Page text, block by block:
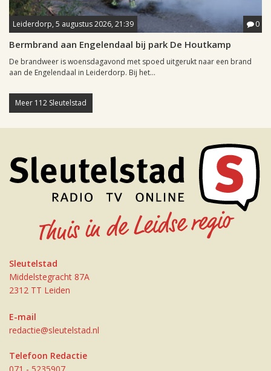
Leiderdorp, 5 augustus 2026, 21:39 0
Bermbrand aan Engelendaal bij park De Houtkamp
De brandweer is woensdagavond met spoed uitgerukt naar een brand
aan de Engelendaal in Leiderdorp. Bij het...
Meer 112 Sleutelstad
Sleutelstad
Middelstegracht 87A
2312 TT Leiden
E-mail
redactie@sleutelstad.nl
Telefoon Redactie